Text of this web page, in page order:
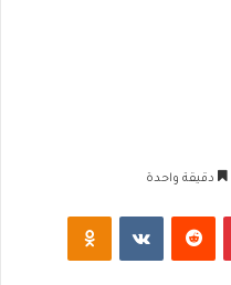
دقيقة واحدة
بينتيريست